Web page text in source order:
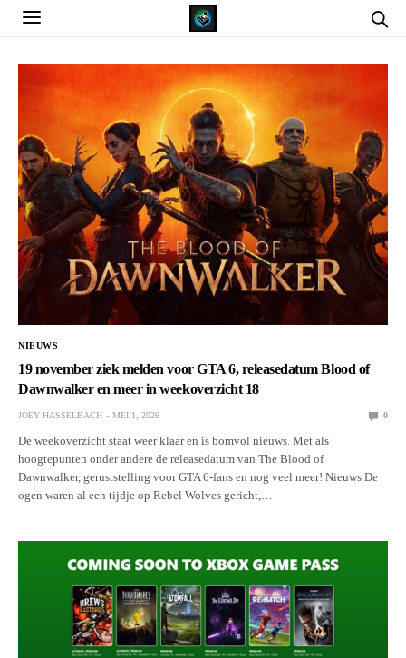
NIEUWS
19 november ziek melden voor GTA 6, releasedatum Blood of
Dawnwalker en meer in weekoverzicht 18
JOEY HASSELBACH MEI 1, 2026 0
De weekoverzicht staat weer klaar en is bomvol nieuws. Met als
hoogtepunten onder andere de releasedatum van The Blood of
Dawnwalker, geruststelling voor GTA 6-fans en nog veel meer! Nieuws De
ogen waren al een tijdje op Rebel Wolves gericht,…